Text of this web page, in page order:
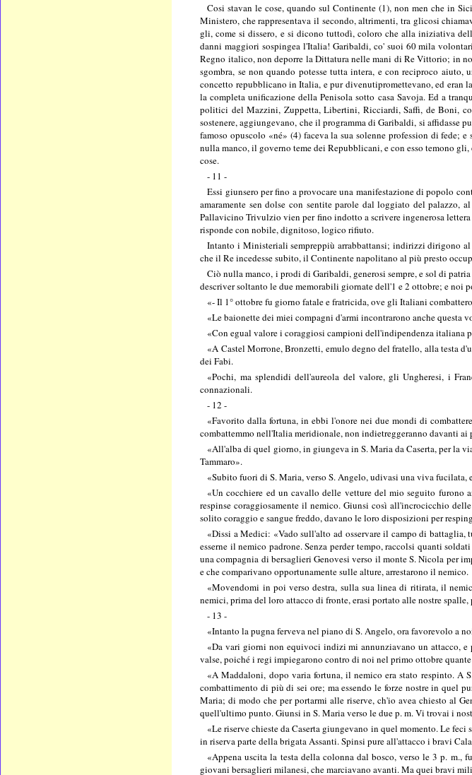
Cosi stavan le cose, quando sul Continente (1), non men che in
Ministero, che rappresentava il secondo, altrimenti, tra glicosi
gli, come si dissero, e si dicono tuttodì, coloro che alla iniziativa
danni maggiori sospingea l'Italia! Garibaldi, co' suoi 60 mila
Regno italico, non deporre la Dittatura nelle mani di Re Vittorio; in
sgombra, se non quando potesse tutta intera, e con reciproco
concetto repubblicano in Italia, e pur divenutipromettevano, ed eran
la completa unificazione della Penisola sotto casa Savoja. Ed a
politici del Mazzini, Zuppetta, Libertini, Ricciardi, Saffi, de Boni,
sostenere, aggiungevano, che il programma di Garibaldi, si affidasse
famoso opuscolo «né» (4) faceva la sua solenne profession di fede;
nulla manco, il governo teme dei Repubblicani, e con esso temono
cose.
- 11 -
Essi giunsero per fino a provocare una manifestazione di popolo
amaramente sen dolse con sentite parole dal loggiato del palazzo,
Pallavicino Trivulzio vien per fino indotto a scrivere ingenerosa
risponde con nobile, dignitoso, logico rifiuto.
Intanto i Ministeriali sempreppiù arrabbattansi; indirizzi dirigono al
che il Re incedesse subito, il Continente napolitano al più presto
Ciò nulla manco, i prodi di Garibaldi, generosi sempre, e sol di
descriver soltanto le due memorabili giornate dell'1 e 2 ottobre; e noi
«- Il 1° ottobre fu giorno fatale e fratricida, ove gli Italiani
«Le baionette dei miei compagni d'armi incontrarono anche questa
«Con egual valore i coraggiosi campioni dell'indipendenza italiana
«A Castel Morrone, Bronzetti, emulo degno del fratello, alla testa
dei Fabi.
«Pochi, ma splendidi dell'aureola del valore, gli Ungheresi, i
connazionali.
- 12 -
«Favorito dalla fortuna, in ebbi l'onore nei due mondi di
combattemmo nell'Italia meridionale, non indietreggeranno davanti
«All'alba di quel giorno, in giungeva in S. Maria da Caserta, per la
Tammaro».
«Subito fuori di S. Maria, verso S. Angelo, udivasi una viva
«Un cocchiere ed un cavallo delle vetture del mio seguito furono
respinse coraggiosamente il nemico. Giunsi così all'incrocicchio
solito coraggio e sangue freddo, davano le loro disposizioni per
«Dissi a Medici: «Vado sull'alto ad osservare il campo di battaglia,
esserne il nemico padrone. Senza perder tempo, raccolsi quanti
una compagnia di bersaglieri Genovesi verso il monte S. Nicola per
e che comparivano opportunamente sulle alture, arrestarono il nemico.
«Movendomi in poi verso destra, sulla sua linea di ritirata, il
nemici, prima del loro attacco di fronte, erasi portato alle nostre spalle,
- 13 -
«Intanto la pugna ferveva nel piano di S. Angelo, ora favorevolo a
«Da vari giorni non equivoci indizi mi annunziavano un attacco, e
valse, poiché i regi impiegarono contro di noi nel primo ottobre
«A Maddaloni, dopo varia fortuna, il nemico era stato respinto.
combattimento di più di sei ore; ma essendo le forze nostre in quel
Maria; di modo che per portarmi alle riserve, ch'io avea chiesto al
quell'ultimo punto. Giunsi in S. Maria verso le due p. m. Vi trovai i
«Le riserve chieste da Caserta giungevano in quel momento. Le
in riserva parte della brigata Assanti. Spinsi pure all'attacco i bravi
«Appena uscita la testa della colonna dal bosco, verso le 3 p.
giovani bersaglieri milanesi, che marciavano avanti. Ma quei bravi